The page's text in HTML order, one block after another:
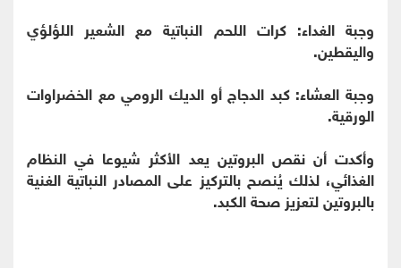
وجبة الغداء: كرات اللحم النباتية مع الشعير اللؤلؤي
واليقطين.
وجبة العشاء: كبد الدجاج أو الديك الرومي مع الخضراوات
الورقية.
وأكدت أن نقص البروتين يعد الأكثر شيوعا في النظام
الغذائي، لذلك يُنصح بالتركيز على المصادر النباتية الغنية
بالبروتين لتعزيز صحة الكبد.